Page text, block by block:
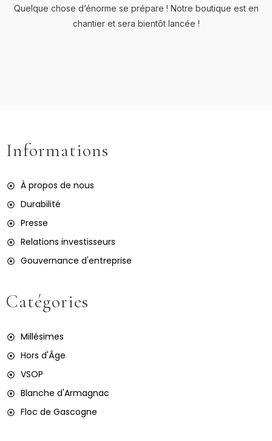
Quelque chose d’énorme se prépare ! Notre boutique est en
chantier et sera bientôt lancée !
Informations
À propos de nous
Durabilité
Presse
Relations investisseurs
Gouvernance d'entreprise
Catégories
Millésimes
Hors d'Âge
VSOP
Blanche d'Armagnac
Floc de Gascogne